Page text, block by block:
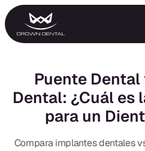
Puente
Dental: ¿Cuál es
para un
Compara implantes dentales